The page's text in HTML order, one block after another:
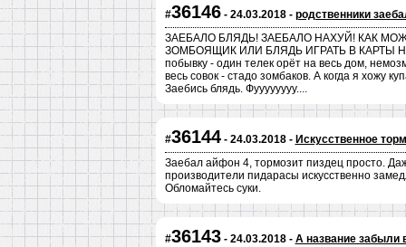
#36146- 24.03.2018 - родственники
ЗАЕБАЛО БЛЯДЬ! ЗАЕБАЛО НАХУЙ! КАК
ЗОМБОЯЩИК ИЛИ БЛЯДЬ ИГРАТЬ В КАРТЫ
побывку - один телек орёт на весь дом,
весь совок - стадо зомбаков. А когда я хожу
Заебись блядь. Фуууууууу....
#36144- 24.03.2018 - Искусственное
Заебал айфон 4, тормозит пиздец просто.
производители пидарасы искусственно
Обломайтесь суки.
#36143- 24.03.2018 - А название забыли